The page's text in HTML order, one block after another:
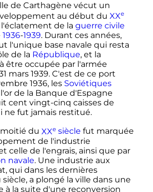
de Carthagène vécut un
au début du XXe
de la guerre civile
1936-1939. Durant ces années,
l'unique base navale qui resta
de la République, et la
être occupée par l'armée
mars 1939. C'est de ce port
1936, les Soviétiques
de la Banque d'Espagne
cent vingt-cinq caisses de
ne fut jamais restitué.
du XXesiècle fut marquée
de l'industrie
celle de l'engrais, ainsi que par
navale. Une industrie aux
qui dans les dernières
a plongé la ville dans une
à la suite d'une reconversion